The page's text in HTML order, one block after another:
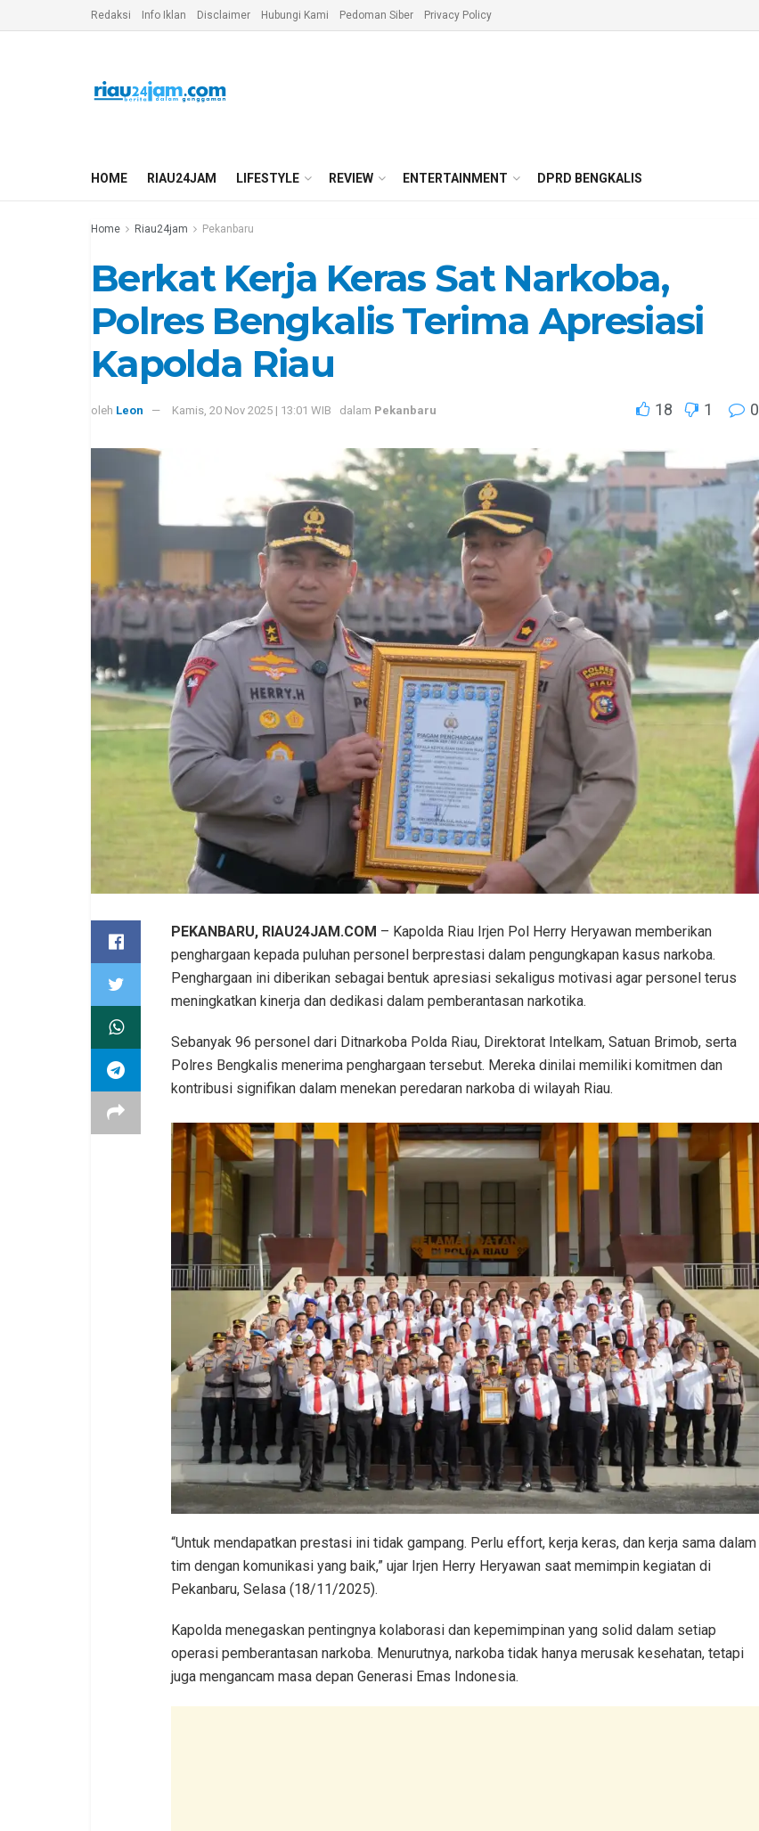
Redaksi Info Iklan Disclaimer Hubungi Kami Pedoman Siber Privacy Policy
HOME RIAU24JAM LIFESTYLE REVIEW ENTERTAINMENT DPRD BENGKALIS
Home Riau24jam Pekanbaru
Berkat Kerja Keras Sat Narkoba,
Polres Bengkalis Terima Apresiasi
Kapolda Riau
oleh Leon Kamis, 20 Nov 2025 | 13:01 WIB dalam Pekanbaru 18 1 0
PEKANBARU, RIAU24JAM.COM – Kapolda Riau Irjen Pol Herry Heryawan memberikan
penghargaan kepada puluhan personel berprestasi dalam pengungkapan kasus narkoba.
Penghargaan ini diberikan sebagai bentuk apresiasi sekaligus motivasi agar personel terus
meningkatkan kinerja dan dedikasi dalam pemberantasan narkotika.
Sebanyak 96 personel dari Ditnarkoba Polda Riau, Direktorat Intelkam, Satuan Brimob, serta
Polres Bengkalis menerima penghargaan tersebut. Mereka dinilai memiliki komitmen dan
kontribusi signifikan dalam menekan peredaran narkoba di wilayah Riau.
“Untuk mendapatkan prestasi ini tidak gampang. Perlu effort, kerja keras, dan kerja sama dalam
tim dengan komunikasi yang baik,” ujar Irjen Herry Heryawan saat memimpin kegiatan di
Pekanbaru, Selasa (18/11/2025).
Kapolda menegaskan pentingnya kolaborasi dan kepemimpinan yang solid dalam setiap
operasi pemberantasan narkoba. Menurutnya, narkoba tidak hanya merusak kesehatan, tetapi
juga mengancam masa depan Generasi Emas Indonesia.